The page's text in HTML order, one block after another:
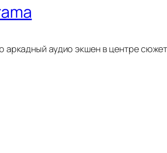
аркадный аудио экшен в центре